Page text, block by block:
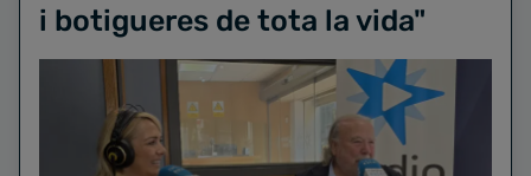
i botigueres de tota la vida"